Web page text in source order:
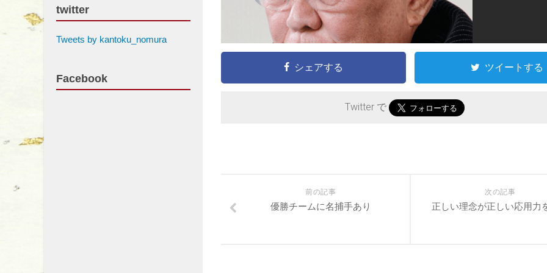
シェアする ツイートする
Twitter で
次の記事
正しい理念が正しい応用力
前の記事
優勝チームに名捕手あり
twitter
Tweets by kantoku_nomura
Facebook